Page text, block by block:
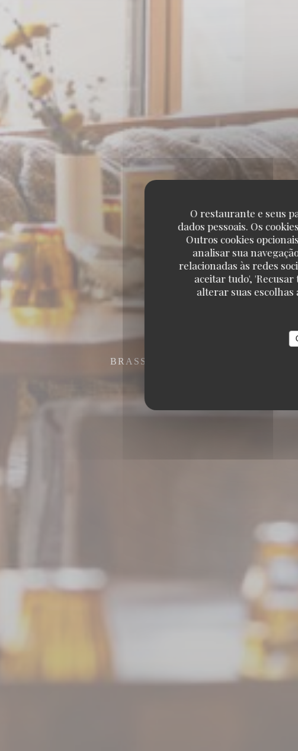
O restaurante e seus
dados pessoais. Os
Outros cookies
analisar sua
relacionadas às redes
aceitar tudo',
alterar suas
BRASSERIE MÉDITERRANÉENNE